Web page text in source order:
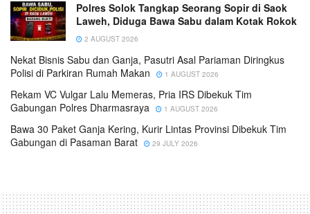
Polres Solok Tangkap Seorang Sopir di Saok
Laweh, Diduga Bawa Sabu dalam Kotak Rokok
2 AUGUST 2026
Nekat Bisnis Sabu dan Ganja, Pasutri Asal Pariaman Diringkus
Polisi di Parkiran Rumah Makan
1 AUGUST 2026
Rekam VC Vulgar Lalu Memeras, Pria IRS Dibekuk Tim
Gabungan Polres Dharmasraya
1 AUGUST 2026
Bawa 30 Paket Ganja Kering, Kurir Lintas Provinsi Dibekuk Tim
Gabungan di Pasaman Barat
29 JULY 2026